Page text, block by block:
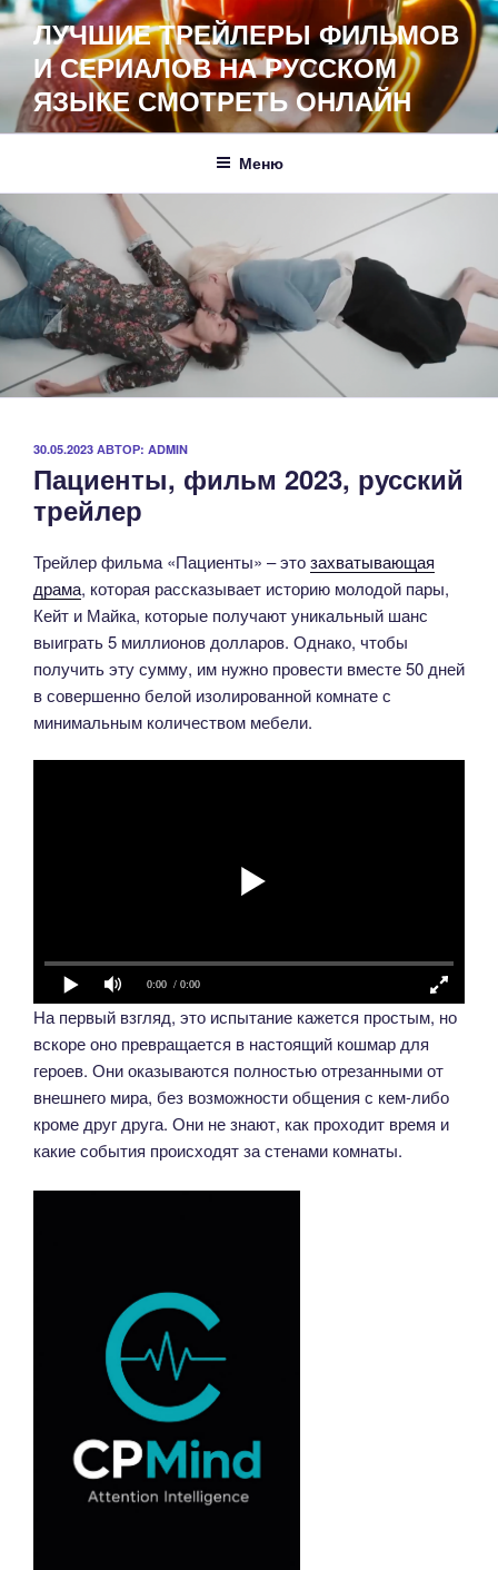
Перейти
к
содержимому
ЛУЧШИЕ ТРЕЙЛЕРЫ ФИЛЬМОВ
И СЕРИАЛОВ НА РУССКОМ
ЯЗЫКЕ СМОТРЕТЬ ОНЛАЙН
Меню
ОПУБЛИКОВАНО
30.05.2023 АВТОР: ADMIN
Пациенты, фильм 2023, русский
трейлер
Трейлер фильма «Пациенты» – этозахватывающая
драма, которая рассказывает историю молодой пары,
Кейт и Майка, которые получают уникальный шанс
выиграть 5 миллионов долларов. Однако, чтобы
получить эту сумму, им нужно провести вместе 50 дней
в совершенно белой изолированной комнате с
минимальным количеством мебели.
0:00 / 0:00
На первый взгляд, это испытание кажется простым, но
вскоре оно превращается в настоящий кошмар для
героев. Они оказываются полностью отрезанными от
внешнего мира, без возможности общения с кем-либо
кроме друг друга. Они не знают, как проходит время и
какие события происходят за стенами комнаты.